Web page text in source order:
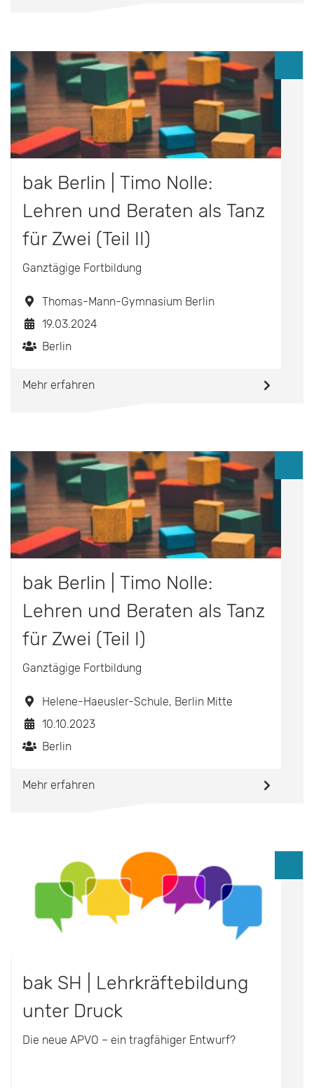
bak Berlin | Timo Nolle:
Lehren und Beraten als Tanz
für Zwei (Teil II)
Ganztägige Fortbildung
Thomas-Mann-Gymnasium Berlin
19.03.2024
Berlin
Mehr erfahren
bak Berlin | Timo Nolle:
Lehren und Beraten als Tanz
für Zwei (Teil I)
Ganztägige Fortbildung
Helene-Haeusler-Schule, Berlin Mitte
10.10.2023
Berlin
Mehr erfahren
bak SH | Lehrkräftebildung
unter Druck
Die neue APVO – ein tragfähiger Entwurf?